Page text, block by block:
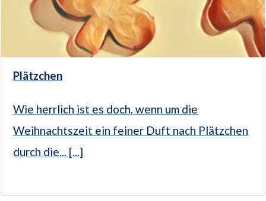
Plätzchen
Wie herrlich ist es doch, wenn um die
Weihnachtszeit ein feiner Duft nach Plätzchen
durch die... [...]